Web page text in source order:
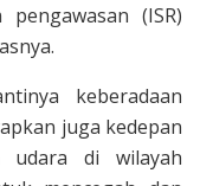
(ISR)
keberadaan
juga kedepan
udara di wilayah